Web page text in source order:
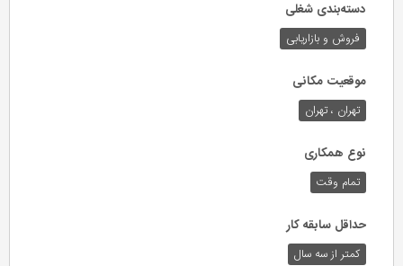
دسته‌بندی شغلی
فروش و بازاریابی
موقعیت مکانی
تهران ، تهران
نوع همکاری
تمام وقت
حداقل سابقه کار
کمتر از سه سال